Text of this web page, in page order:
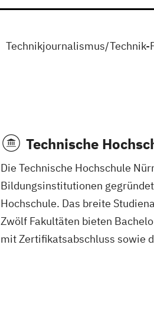
Technikjournalismus/Technik-
Technische
Die Technische Hochschule
Bildungsinstitutionen
Hochschule. Das breite
Zwölf Fakultäten bieten
mit Zertifikatsabschluss sowie